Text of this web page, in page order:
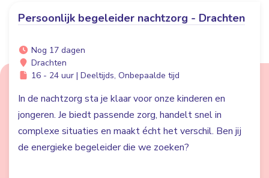
Persoonlijk begeleider nachtzorg - Drachten
Nog 17 dagen
Drachten
16 - 24 uur | Deeltijds, Onbepaalde tijd
In de nachtzorg sta je klaar voor onze kinderen en
jongeren. Je biedt passende zorg, handelt snel in
complexe situaties en maakt écht het verschil. Ben jij
de energieke begeleider die we zoeken?